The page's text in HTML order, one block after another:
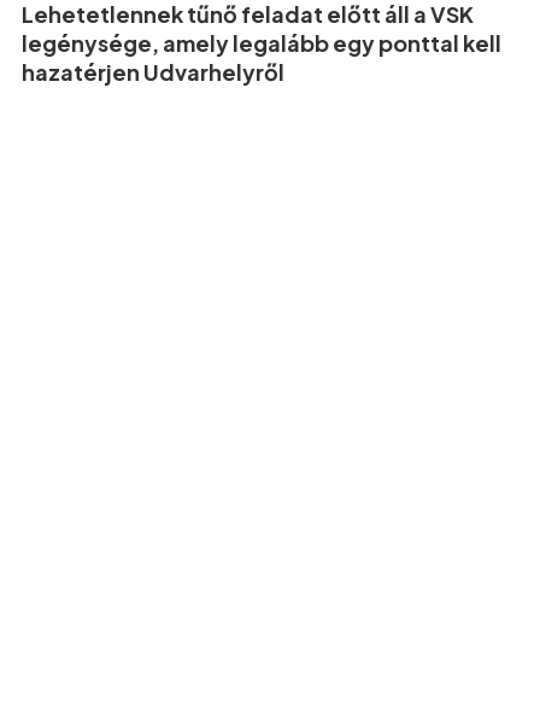
Lehetetlennek tűnő feladat előtt áll a VSK
legénysége, amely legalább egy ponttal kell
hazatérjen Udvarhelyről